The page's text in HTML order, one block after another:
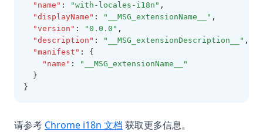
"name" : "with-locales-i18n" ,
"displayName" : "__MSG_extensionName__" ,
"version" : "0.0.0" ,
"description" : "__MSG_extensionDescription__" ,
"manifest" :
{
"name" :
"__MSG_extensionName__"
  }
}
请参考 Chrome i18n 文档 (opens in a new tab)
获取更多信息。